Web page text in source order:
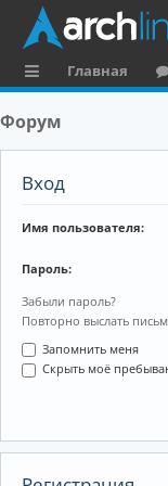
ы
и
Главная
Форум
Вход
Имя пользователя:
Пароль:
Забыли пароль?
Повторно выслать
Запомнить меня
Скрыть моё